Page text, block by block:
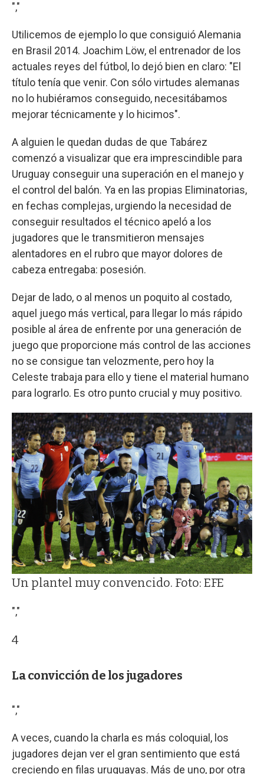
","
Utilicemos de ejemplo lo que consiguió Alemania
en Brasil 2014. Joachim Löw, el entrenador de los
actuales reyes del fútbol, lo dejó bien en claro: "El
título tenía que venir. Con sólo virtudes alemanas
no lo hubiéramos conseguido, necesitábamos
mejorar técnicamente y lo hicimos".
A alguien le quedan dudas de que Tabárez
comenzó a visualizar que era imprescindible para
Uruguay conseguir una superación en el manejo y
el control del balón. Ya en las propias Eliminatorias,
en fechas complejas, urgiendo la necesidad de
conseguir resultados el técnico apeló a los
jugadores que le transmitieron mensajes
alentadores en el rubro que mayor dolores de
cabeza entregaba: posesión.
Dejar de lado, o al menos un poquito al costado,
aquel juego más vertical, para llegar lo más rápido
posible al área de enfrente por una generación de
juego que proporcione más control de las acciones
no se consigue tan velozmente, pero hoy la
Celeste trabaja para ello y tiene el material humano
para lograrlo. Es otro punto crucial y muy positivo.
Un plantel muy convencido. Foto: EFE
","
4
La convicción de los jugadores
","
A veces, cuando la charla es más coloquial, los
jugadores dejan ver el gran sentimiento que está
creciendo en filas uruguayas. Más de uno, por otra